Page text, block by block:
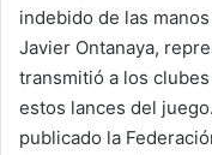
indebido de las
Javier Ontanaya,
transmitió a los
estos lances del
publicado la